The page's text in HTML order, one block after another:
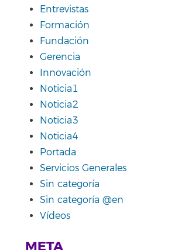
Entrevistas
Formación
Fundación
Gerencia
Innovación
Noticia1
Noticia2
Noticia3
Noticia4
Portada
Servicios Generales
Sin categoría
Sin categoría @en
Vídeos
META